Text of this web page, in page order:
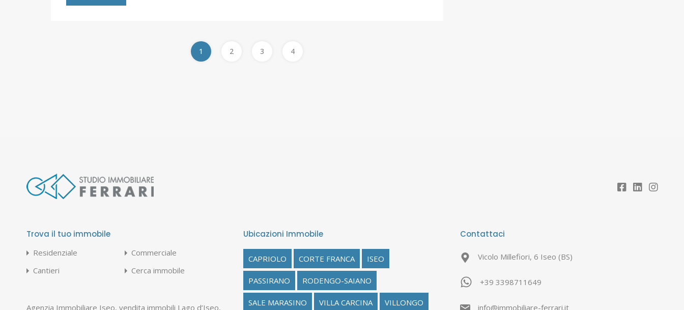
1 2 3 4
Trova il tuo immobile
Residenziale
Commerciale
Cantieri
Cerca immobile
Agenzia Immobiliare Iseo, vendita immobili Lago d’Iseo,
Ubicazioni Immobile
CAPRIOLO CORTE FRANCA ISEO
PASSIRANO RODENGO-SAIANO
SALE MARASINO VILLA CARCINA VILLONGO
Contattaci
Vicolo Millefiori, 6 Iseo (BS)
+39 3398711649
info@immobiliare-ferrari.it